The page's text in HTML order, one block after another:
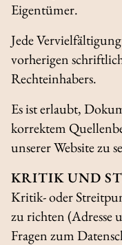
Eigentümer.
Jede
vorherigen
Rechteinhabers.
Es ist erlaubt,
korrektem
unserer Website zu
KRITIK UND
Kritik- oder
zu richten (Adresse
Fragen zum